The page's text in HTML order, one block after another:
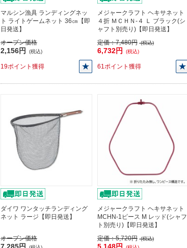
マルシン漁具 ランディングネッ
ト ライトゲームネット 36㎝【即
日発送】
オープン価格
2,156円 (税込)
19ポイント獲得
メジャークラフト ヘキサネット
４折 ＭＣＨＮ-４ Ｌ ブラック(シ
ャフト別売り)【即日発送】
定価：7,480円 (税込)
6,732円 (税込)
61ポイント獲得
ダイワ ワンタッチランディング
ネット ラージ【即日発送】
オープン価格
メジャークラフト ヘキサネット
MCHN-1ピース M レッド(シャフ
ト別売り)【即日発送】
定価：5,720円 (税込)